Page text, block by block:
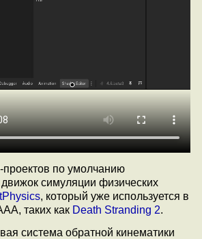
по умолчанию
движок симуляции физических
, который уже используется в
таких как Death Stranding 2.
система обратной кинематики